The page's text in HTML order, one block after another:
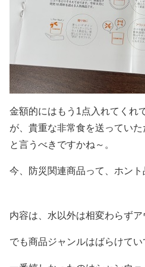
金額的にはもう1点入れてくれ
が、貴重な非常食を送ってい
と言うべきですかね～。
今、防災関連商品って、ホン
内容は、水以外は相変わらずア
でも商品ジャンルはばらけてい